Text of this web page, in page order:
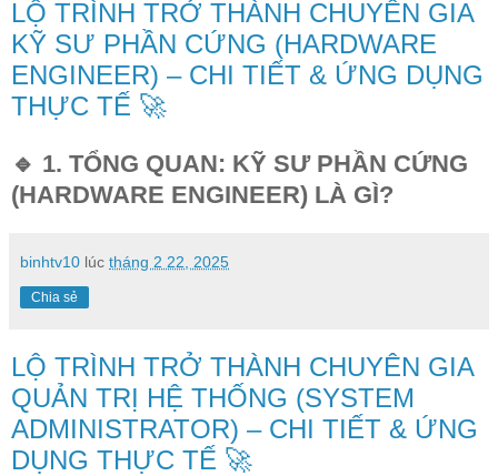
LỘ TRÌNH TRỞ THÀNH CHUYÊN GIA
KỸ SƯ PHẦN CỨNG (HARDWARE
ENGINEER) – CHI TIẾT & ỨNG DỤNG
THỰC TẾ 🚀
🔹 1. TỔNG QUAN: KỸ SƯ PHẦN CỨNG
(HARDWARE ENGINEER) LÀ GÌ?
binhtv10 lúc tháng 2 22, 2025
Chia sẻ
LỘ TRÌNH TRỞ THÀNH CHUYÊN GIA
QUẢN TRỊ HỆ THỐNG (SYSTEM
ADMINISTRATOR) – CHI TIẾT & ỨNG
DỤNG THỰC TẾ 🚀